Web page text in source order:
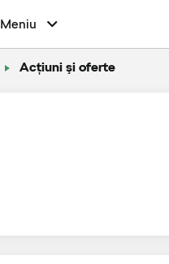
Meniu
Acţiuni şi oferte